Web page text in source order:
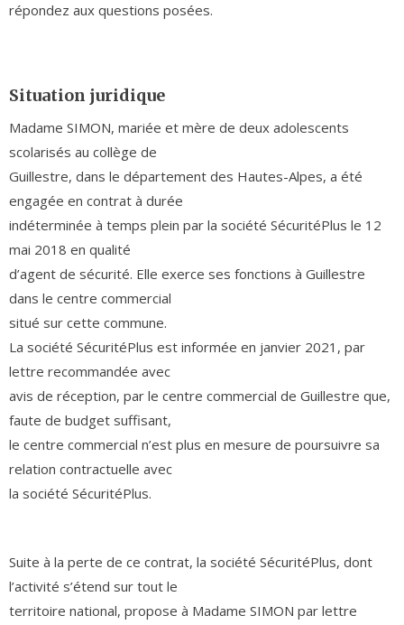
répondez aux questions posées.
Situation juridique
Madame SIMON, mariée et mère de deux adolescents
scolarisés au collège de
Guillestre, dans le département des Hautes-Alpes, a été
engagée en contrat à durée
indéterminée à temps plein par la société SécuritéPlus le 12
mai 2018 en qualité
d’agent de sécurité. Elle exerce ses fonctions à Guillestre
dans le centre commercial
situé sur cette commune.
La société SécuritéPlus est informée en janvier 2021, par
lettre recommandée avec
avis de réception, par le centre commercial de Guillestre que,
faute de budget suffisant,
le centre commercial n’est plus en mesure de poursuivre sa
relation contractuelle avec
la société SécuritéPlus.
Suite à la perte de ce contrat, la société SécuritéPlus, dont
l’activité s’étend sur tout le
territoire national, propose à Madame SIMON par lettre